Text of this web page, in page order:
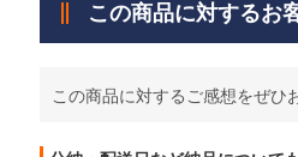
この商品に対するお
この商品に対するご感想をぜひ